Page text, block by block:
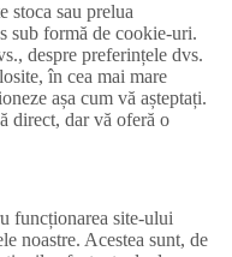
stoca sau prelua
sub formă de cookie-uri.
despre preferințele dvs.
în cea mai mare
așa cum vă așteptați.
direct, dar vă oferă o
funcționarea site-ului
noastre. Acestea sunt, de